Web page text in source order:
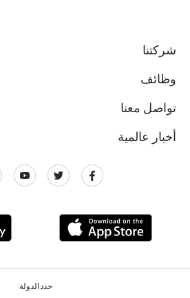
شركتنا
وظائف
تواصل معنا
أخبار عالمية
حدد الدولة